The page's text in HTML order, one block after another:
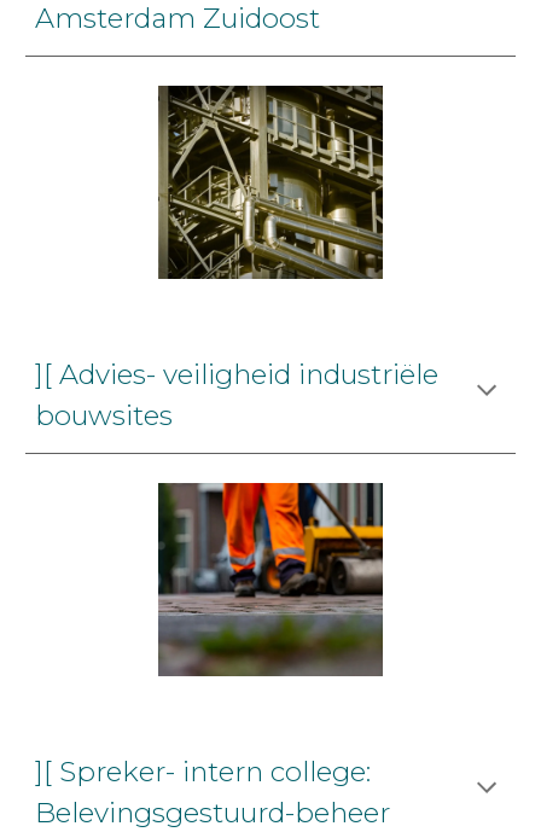
Amsterdam Zuidoost
][ Advies- veiligheid industriële
bouwsites
][ Spreker- intern college:
Belevingsgestuurd-beheer